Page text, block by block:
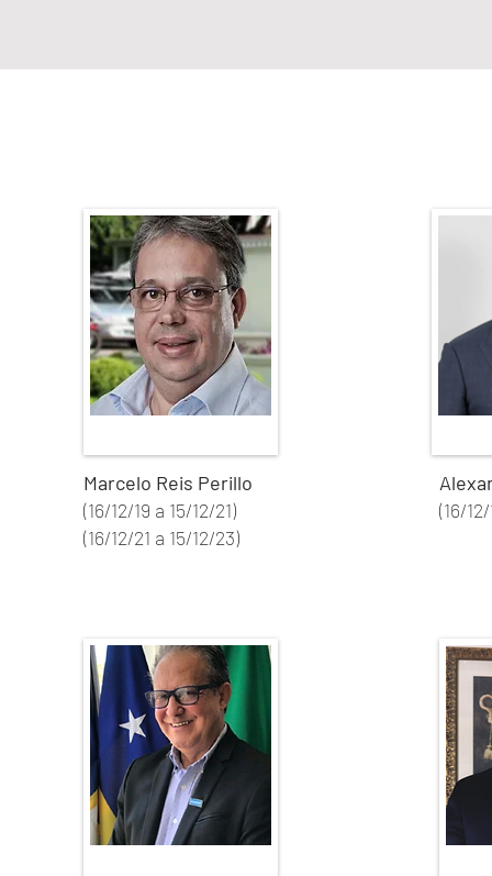
Marcelo Reis Perillo
(16/12/19 a 15/12/21)
(16/12/21 a 15/12/23)
(16/